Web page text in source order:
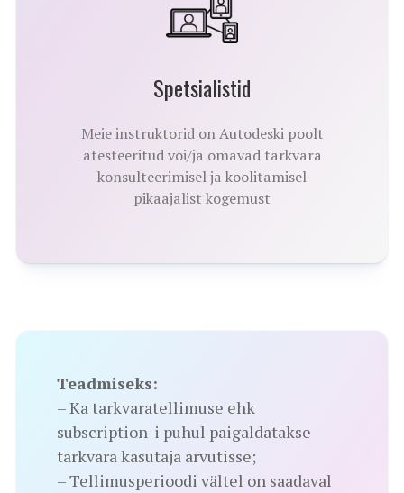
Spetsialistid
Meie instruktorid on Autodeski poolt
atesteeritud või/ja omavad tarkvara
konsulteerimisel ja koolitamisel
pikaajalist kogemust
Teadmiseks:
– Ka tarkvaratellimuse ehk
subscription-i puhul paigaldatakse
tarkvara kasutaja arvutisse;
– Tellimusperioodi vältel on saadaval